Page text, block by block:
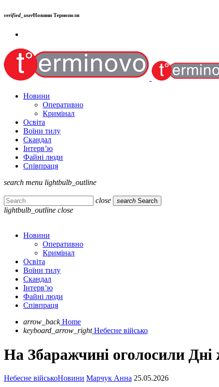
verified_userНовини Тернополя
Новини
Оперативно
Кримінал
Освіта
Воїни тилу
Скандал
Інтерв’ю
Файні люди
Співпраця
search menu lightbulb_outline
close search Search
lightbulb_outline close
Новини
Оперативно
Кримінал
Освіта
Воїни тилу
Скандал
Інтерв’ю
Файні люди
Співпраця
arrow_back Home
keyboard_arrow_right Небесне військо
На Збаражчині оголосили
Небесне військоНовини Марчук Анна 25.05.2026